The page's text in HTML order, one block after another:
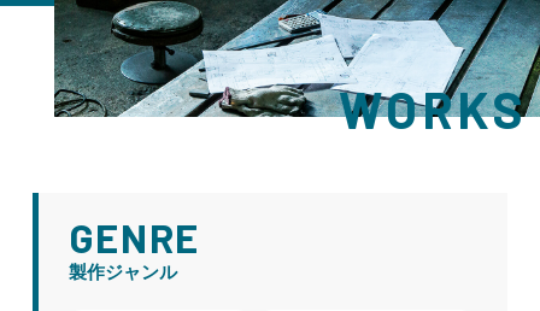
WORKS
GENRE
製作ジャンル